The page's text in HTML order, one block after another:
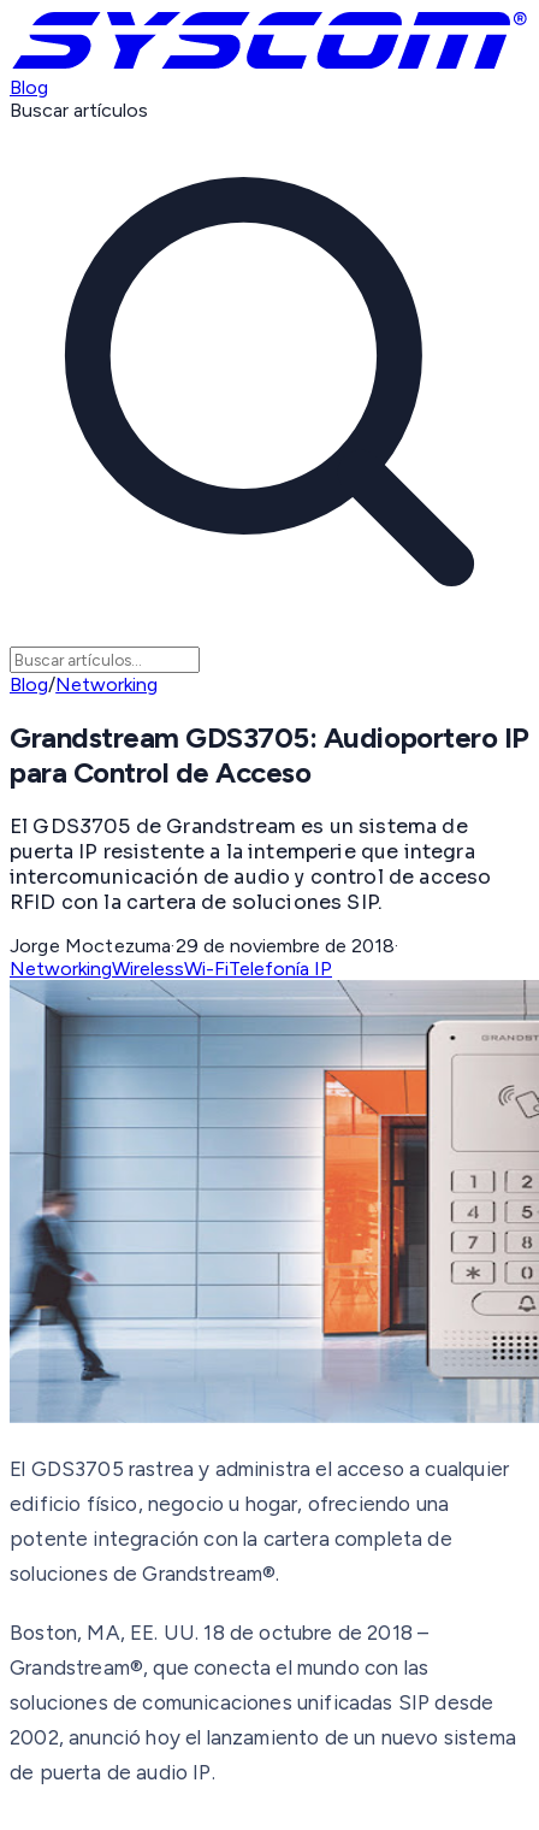
Blog
Buscar artículos
Blog/Networking
Grandstream GDS3705: Audioportero IP
para Control de Acceso
El GDS3705 de Grandstream es un sistema de
puerta IP resistente a la intemperie que integra
intercomunicación de audio y control de acceso
RFID con la cartera de soluciones SIP.
Jorge Moctezuma·29 de noviembre de 2018·
NetworkingWirelessWi-FiTelefonía IP
El GDS3705 rastrea y administra el acceso a cualquier
edificio físico, negocio u hogar, ofreciendo una
potente integración con la cartera completa de
soluciones de Grandstream®.
Boston, MA, EE. UU. 18 de octubre de 2018 –
Grandstream®, que conecta el mundo con las
soluciones de comunicaciones unificadas SIP desde
2002, anunció hoy el lanzamiento de un nuevo sistema
de puerta de audio IP.